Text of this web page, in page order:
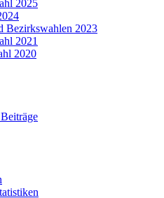
2025
Bezirkswahlen 2023
2021
2020